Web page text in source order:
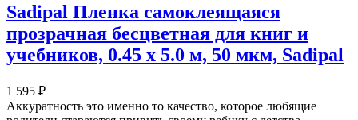
Sadipal Пленка самоклеящаяся
прозрачная бесцветная для книг и
учебников, 0.45 х 5.0 м, 50 мкм, Sadipal
1 595 ₽
Аккуратность это именно то качество, которое любящие